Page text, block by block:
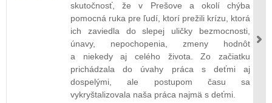
skutočnosť, že v Prešove a okolí chýba
pomocná ruka pre ľudí, ktorí prežili krízu, ktorá
ich zaviedla do slepej uličky bezmocnosti,
únavy, nepochopenia, zmeny hodnôt
a niekedy aj celého života. Zo začiatku
prichádzala do úvahy práca s deťmi aj
dospelými, ale postupom času sa
vykryštalizovala naša práca najmä s deťmi.